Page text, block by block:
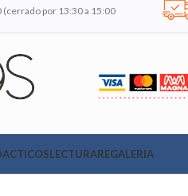
(cerrado por 13:30 a 15:00
LECTURAREGALERIA